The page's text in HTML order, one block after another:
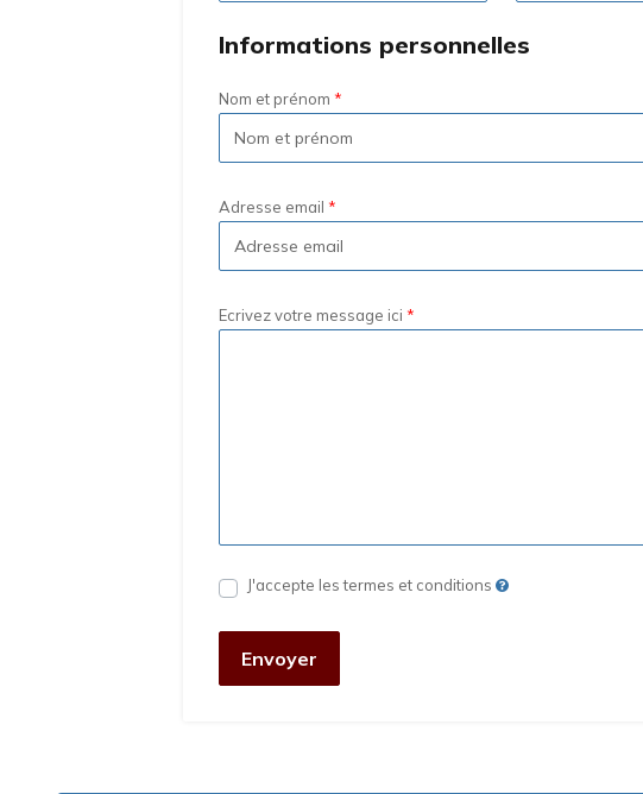
Informations personnelles
Nom et prénom
Adresse email
Ecrivez votre message ici
J'accepte les termes et conditions
Envoyer